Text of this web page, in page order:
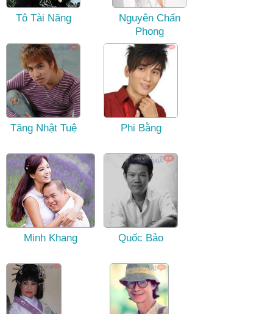
Tô Tài Năng
Nguyên Chấn
Phong
Tăng Nhật Tuệ Phi Bằng
Minh Khang Quốc Bảo